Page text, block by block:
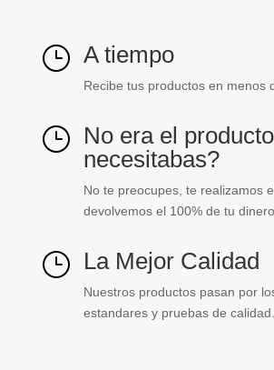
} A tiempo
Recibe tus productos en menos
} No era el
necesitabas?
No te preocupes, te realizamos
devolvemos el 100% de tu dinero.
} La Mejor Calidad
Nuestros productos pasan por
estandares y pruebas de calidad.